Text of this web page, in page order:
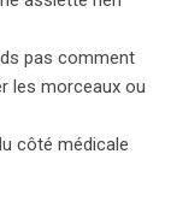
pas comment
les morceaux ou
côté médicale